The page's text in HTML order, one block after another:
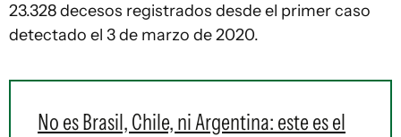
23.328 decesos registrados desde el primer caso
detectado el 3 de marzo de 2020.
No es Brasil, Chile, ni Argentina: este es el